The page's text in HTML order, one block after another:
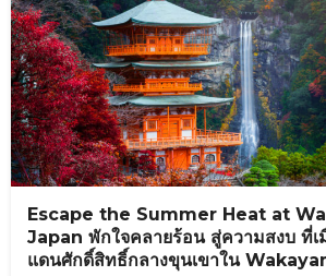
Escape the Summer Heat at
Japan พักใจคลายร้อน สู่ความสงบ ที่เ
แดนศักดิ์สิทธิ์กลางขุนเขาใน